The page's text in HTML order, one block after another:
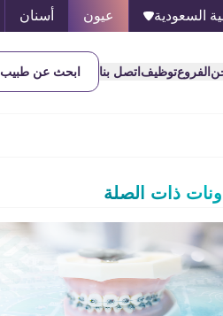
السعودية عيون أسنان
الفروعتوظيف اتصل بنا ابحث عن طبيب
ذات الصلة